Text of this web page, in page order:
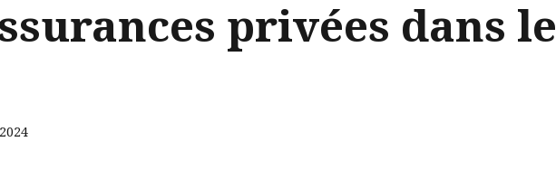
privées dans le